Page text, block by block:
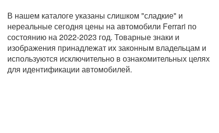
В нашем каталоге указаны слишком "сладкие" и
нереальные сегодня цены на автомобили Ferrari по
состоянию на 2022-2023 год. Товарные знаки и
изображения принадлежат их законным владельцам и
используются исключительно в ознакомительных целях
для идентификации автомобилей.